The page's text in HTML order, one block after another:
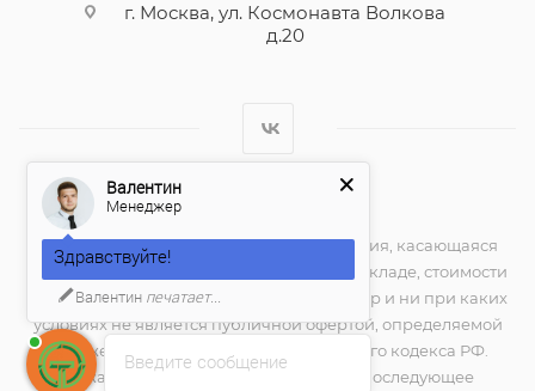
г. Москва, ул. Космонавта Волкова
д.20
2026 © techno-place.store
Вся представленная на сайте информация, касающаяся
технических характеристик, наличия на складе, стоимости
товаров, носит информационный характер и ни при каких
условиях не является публичной офертой, определяемой
положениями Статьи 437(2) Гражданского кодекса РФ.
Нажатие на кнопку "купить", а также последующее
Введите сообщение
Валентин
Менеджер
Здравствуйте!
Валентин печатает...